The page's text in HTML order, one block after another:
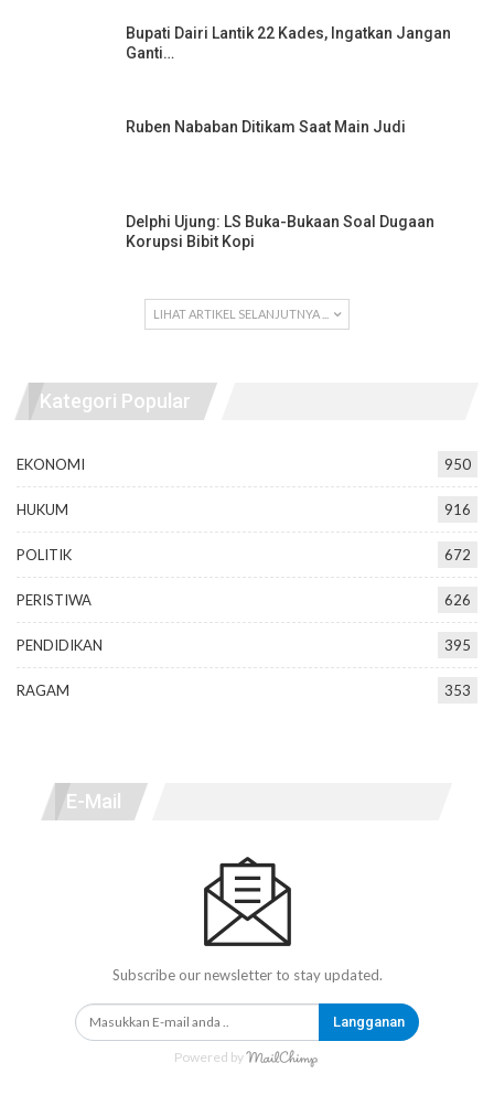
Bupati Dairi Lantik 22 Kades, Ingatkan Jangan
Ganti…
Ruben Nababan Ditikam Saat Main Judi
Delphi Ujung: LS Buka-Bukaan Soal Dugaan
Korupsi Bibit Kopi
LIHAT ARTIKEL SELANJUTNYA ...
Kategori Popular
EKONOMI 950
HUKUM 916
POLITIK 672
PERISTIWA 626
PENDIDIKAN 395
RAGAM 353
E-Mail
Subscribe our newsletter to stay updated.
Langganan
Powered by